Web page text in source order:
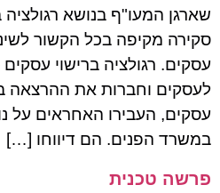
שארגן המעו"ף בנושא רגולציה
סקירה מקיפה בכל הקשור
עסקים. רגולציה ברישוי
לעסקים וחברות את ההרצאה
עסקים, העבירו האחראים על
במשרד הפנים. הם דיווחו […]
פרשה טכנית